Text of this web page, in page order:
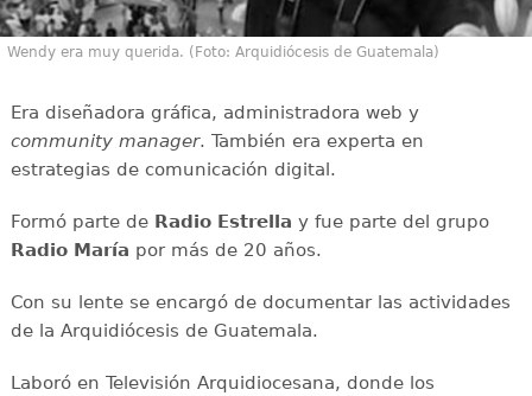
Wendy era muy querida. (Foto: Arquidiócesis de Guatemala)
Era diseñadora gráfica, administradora web y
community manager. También era experta en
estrategias de comunicación digital.
Formó parte de Radio Estrella y fue parte del grupo
Radio María por más de 20 años.
Con su lente se encargó de documentar las actividades
de la Arquidiócesis de Guatemala.
Laboró en Televisión Arquidiocesana, donde los